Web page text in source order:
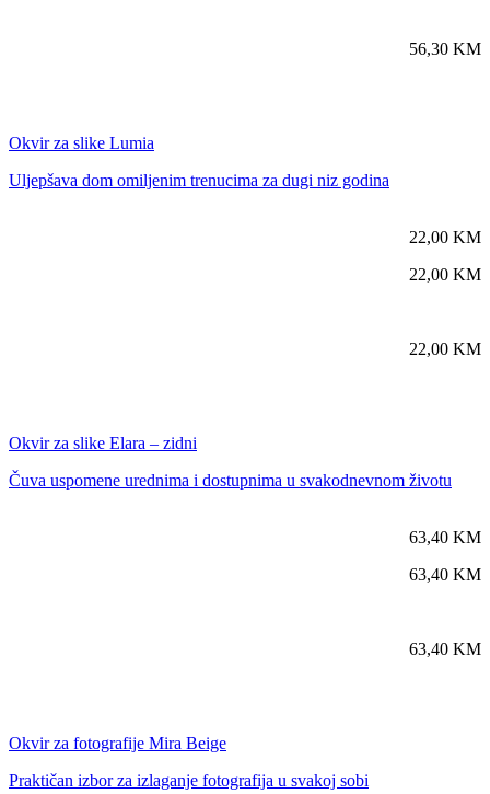
56,30 KM
Okvir za slike Lumia
Uljepšava dom omiljenim trenucima za dugi niz godina
22,00 KM
22,00 KM
22,00 KM
Okvir za slike Elara – zidni
Čuva uspomene urednima i dostupnima u svakodnevnom životu
63,40 KM
63,40 KM
63,40 KM
Okvir za fotografije Mira Beige
Praktičan izbor za izlaganje fotografija u svakoj sobi